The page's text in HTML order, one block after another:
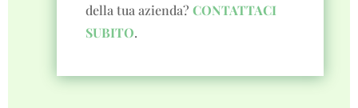
della tua azienda?CONTATTACI
SUBITO.